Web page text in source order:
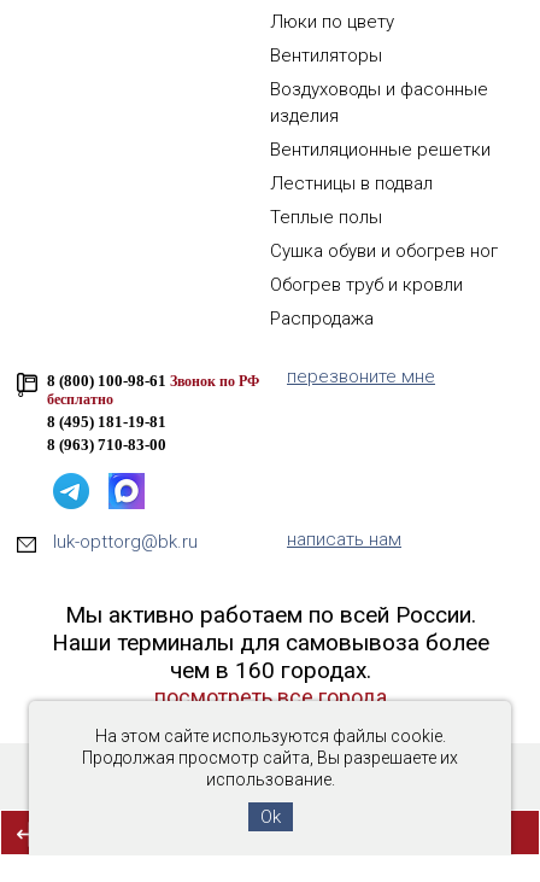
На этом сайте используются файлы cookie.
Продолжая просмотр сайта, Вы разрешаете их
использование.
Ok
СРАВНЕНИЕ
Люки по цвету
Вентиляторы
Воздуховоды и фасонные
изделия
Вентиляционные решетки
Лестницы в подвал
Теплые полы
Сушка обуви и обогрев ног
Обогрев труб и кровли
Распродажа
8 (800) 100-98-61 Звонок по РФ
бесплатно
8 (495) 181-19-81
8 (963) 710-83-00
перезвоните мне
luk-opttorg@bk.ru написать нам
Мы активно работаем по всей России.
Наши терминалы для самовывоза более
чем в 160 городах.
посмотреть все города
Copyright © 2016-2026 «Люк-ОптТорг»